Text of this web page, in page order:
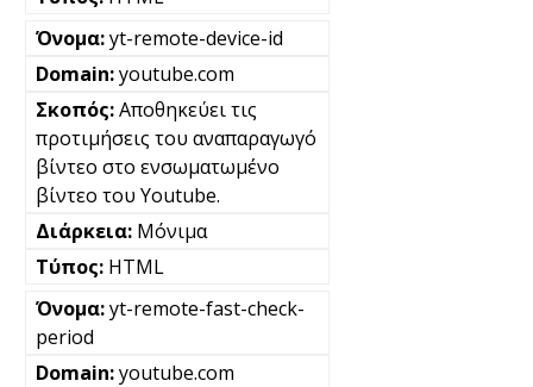
yt-remote-device-id
youtube.com
Αποθηκεύει τις
προτιμήσεις του αναπαραγωγό
βίντεο στο ενσωματωμένο
βίντεο του Youtube.
Μόνιμα
HTML
yt-remote-fast-check-
period
youtube.com